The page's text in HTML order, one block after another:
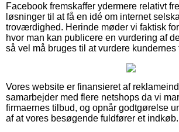
Facebook fremskaffer ydermere relativt
løsninger til at få en idé om internet
troværdighed. Herinde møder vi faktisk
hvor man kan publicere en vurdering af
så vel må bruges til at vurdere kundernes
Vores website er finansieret af
samarbejder med flere netshops da vi
firmaernes tilbud, og opnår godtgørelse
af at vores besøgende fuldfører et indkøb.